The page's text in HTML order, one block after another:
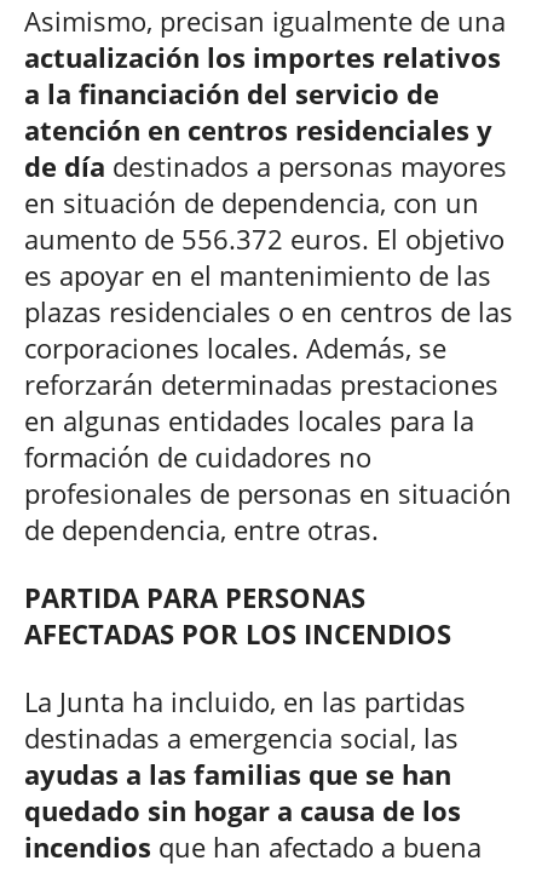
Asimismo, precisan igualmente de una
actualización los importes relativos
a la financiación del servicio de
atención en centros residenciales y
de día destinados a personas mayores
en situación de dependencia, con un
aumento de 556.372 euros. El objetivo
es apoyar en el mantenimiento de las
plazas residenciales o en centros de las
corporaciones locales. Además, se
reforzarán determinadas prestaciones
en algunas entidades locales para la
formación de cuidadores no
profesionales de personas en situación
de dependencia, entre otras.
PARTIDA PARA PERSONAS
AFECTADAS POR LOS INCENDIOS
La Junta ha incluido, en las partidas
destinadas a emergencia social, las
ayudas a las familias que se han
quedado sin hogar a causa de los
incendios que han afectado a buena